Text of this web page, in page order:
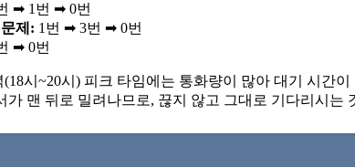
➡ 1번 ➡ 0번
제: 1번 ➡ 3번 ➡ 0번
➡ 0번
(18시~20시) 피크 타임에는 통화량이 많아 대기 시간
가 맨 뒤로 밀려나므로, 끊지 않고 그대로 기다리시는